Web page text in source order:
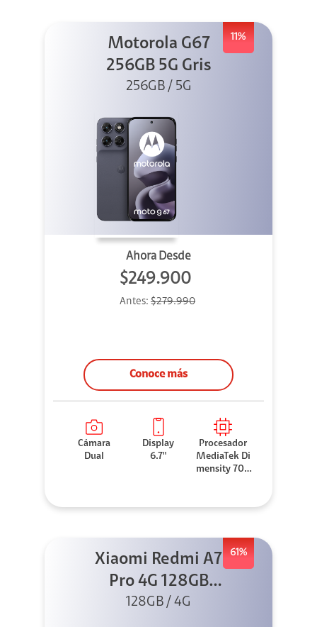
11%
Motorola G67
256GB 5G Gris
256GB / 5G
Ahora Desde
$249.900
Antes: $279.990
Conoce más
Cámara
Dual
Display
6.7"
Procesador
MediaTek Di
mensity 706
61%
Xiaomi Redmi A7
Pro 4G 128GB
Azul + Cargador
128GB / 4G